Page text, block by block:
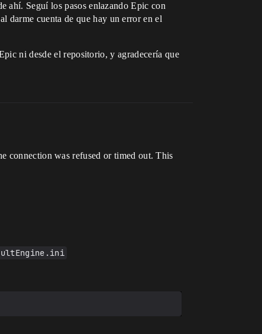
ahí. Seguí los pasos enlazando Epic con
darme cuenta de que hay un error en el
ni desde el repositorio, y agradecería que
connection was refused or timed out. This